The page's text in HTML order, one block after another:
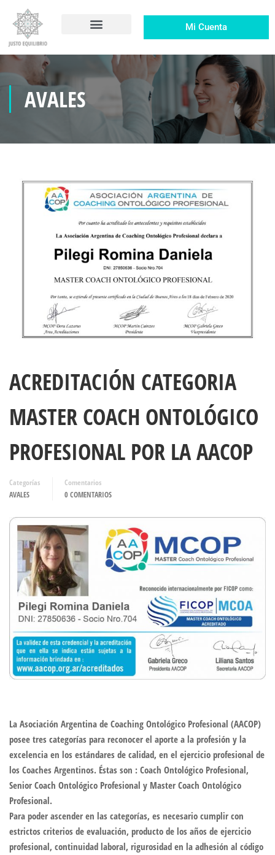
Mi Cuenta
AVALES
ACREDITACIÓN CATEGORIA
MASTER COACH ONTOLÓGICO
PROFESIONAL POR LA AACOP
Categorías
AVALES
Comentarios
0 COMENTARIOS
La Asociación Argentina de Coaching Ontológico Profesional (AACOP)
posee tres categorías para reconocer el aporte a la profesión y la
excelencia en los estándares de calidad, en el ejercicio profesional de
los Coaches Argentinos. Éstas son : Coach Ontológico Profesional,
Senior Coach Ontológico Profesional y Master Coach Ontológico
Profesional.
Para poder ascender en las categorías, es necesario cumplir con
estrictos criterios de evaluación, producto de los años de ejercicio
profesional, continuidad laboral, rigurosidad en la adhesión al código